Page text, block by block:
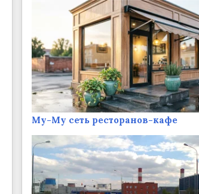
Му-Му сеть ресторанов-кафе